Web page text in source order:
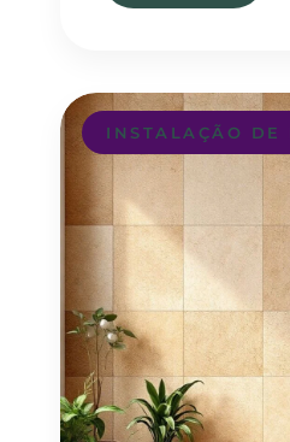
INSTALAÇÃO DE